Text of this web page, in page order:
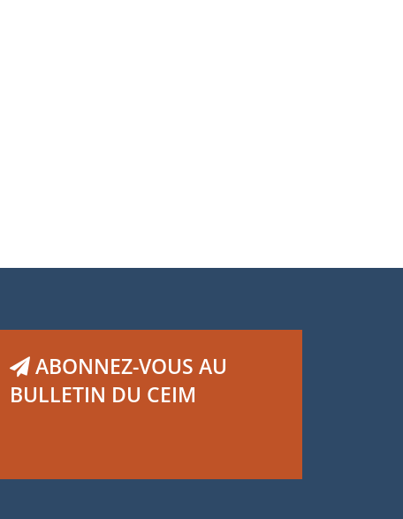
ABONNEZ-VOUS AU
BULLETIN DU CEIM